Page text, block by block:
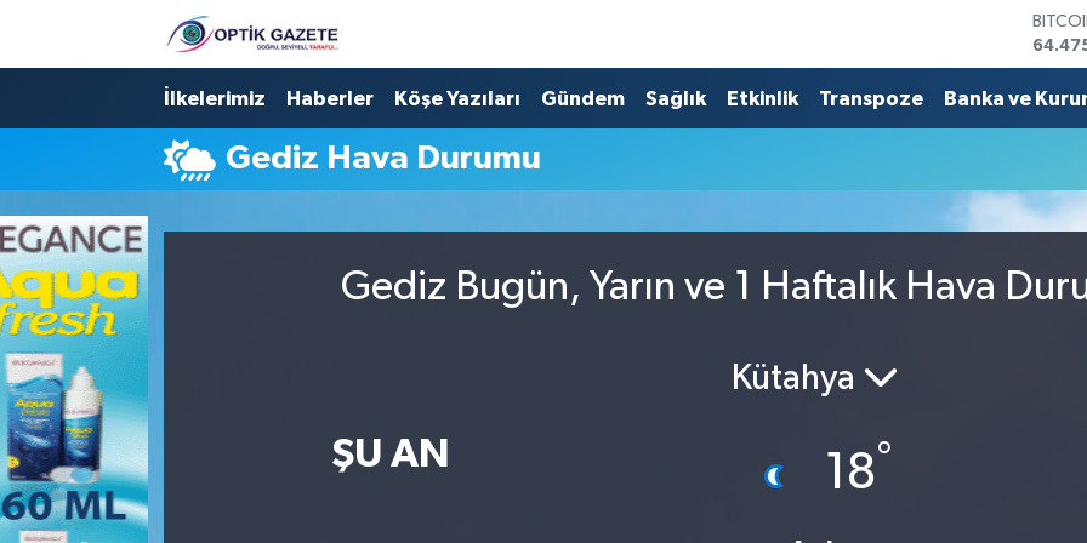
GRAM
13.703
İlkelerimiz Haberler Köşe Yazıları Gündem Sağlık Etkinlik Transpoze Banka ve
Gediz Hava Durumu
Gediz Bugün, Yarın ve 1 Haftalık Hava
ŞU AN
Kütahya
18°
Nöbetçi Eczaneler
Hava Durumu
İstanbul Namaz Vakitleri
Trafik Durumu
Süper Lig Puan Durumu ve Fikstür
Tüm Manşetler
Son Dakika Haberleri
Haber Arşivi